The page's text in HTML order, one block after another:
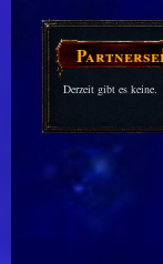
Derzeit gibt es keine.